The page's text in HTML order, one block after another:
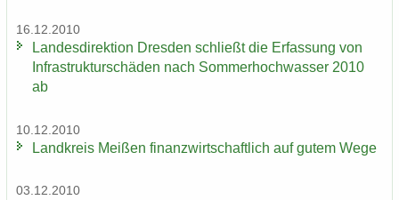
16.12.2010
Lan­des­di­rek­ti­on Dres­den schließt die Er­fas­sung von
In­fra­struk­tur­schä­den nach Som­mer­hoch­was­ser 2010
ab
10.12.2010
Land­kreis Mei­ßen fi­nanz­wirt­schaft­lich auf gutem Wege
03.12.2010